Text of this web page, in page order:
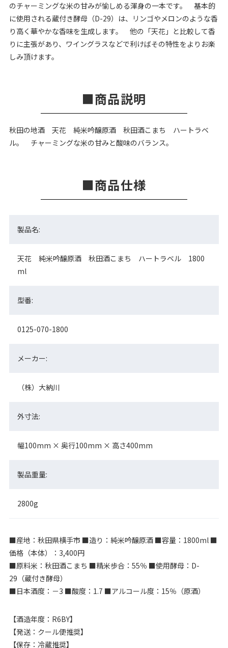
のチャーミングな米の甘みが愉しめる渾身の一本です。 基本的
に使用される蔵付き酵母（D-29）は、リンゴやメロンのような香
り高く華やかな香味を生成します。 他の「天花」と比較して香
りに主張があり、ワイングラスなどで利けばその特性をよりお楽
しみ頂けます。
商品説明
秋田の地酒 天花 純米吟醸原酒 秋田酒こまち ハートラベ
ル。 チャーミングな米の甘みと酸味のバランス。
商品仕様
製品名:
天花 純米吟醸原酒 秋田酒こまち ハートラベル 1800
ml
型番:
0125-070-1800
メーカー:
（株）大納川
外寸法:
幅100mm × 奥行100mm × 高さ400mm
製品重量:
2800g
■産地：秋田県横手市 ■造り：純米吟醸原酒 ■容量：1800ml ■
価格（本体）：3,400円
■原料米：秋田酒こまち ■精米歩合：55％ ■使用酵母：D-
29（蔵付き酵母）
■日本酒度：－3 ■酸度：1.7 ■アルコール度：15％（原酒）
【酒造年度：R6BY】
【発送：クール便推奨】
【保存：冷蔵推奨】